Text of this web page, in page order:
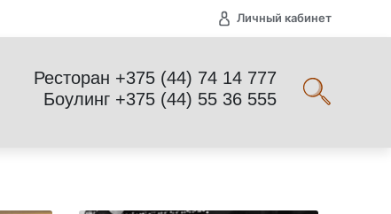
Личный кабинет
Ресторан +375 (44) 74 14 777
Боулинг +375 (44) 55 36 555